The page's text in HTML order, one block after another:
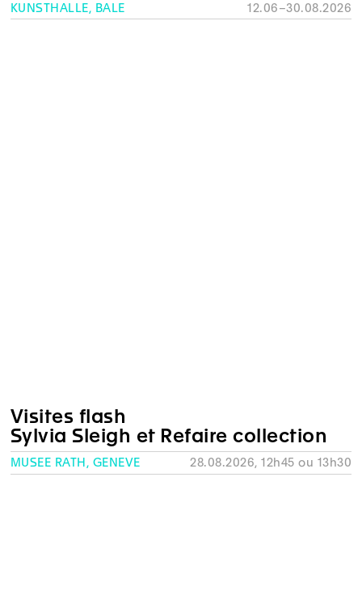
KUNSTHALLE, BÂLE 12.06–30.08.2026
Visites flash
Sylvia Sleigh et Refaire collection
MUSÉE RATH, GENÈVE 28.08.2026, 12h45 ou 13h30